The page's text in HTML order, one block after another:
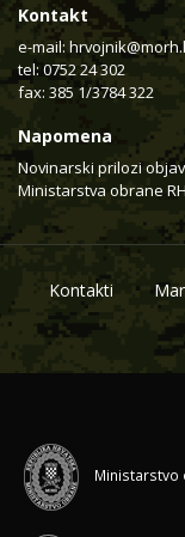
Kontakt
e-mail:
tel: 0752 24 302
fax: 385 1/3784 322
Napomena
Novinarski prilozi
Ministarstva obrane
Kontakti
Ministarstvo